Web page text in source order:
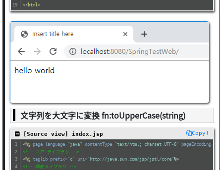
</ html >
文字列を大文字に変換 fn:toUpperCase(string)
Copy!
[Source view] index.jsp
<%@ page language="java" contentType="text/html; charset=UTF-8" pageEncoding=
<!-- コア―ライブラリ -->
<%@ taglib prefix="c" uri ="http://java.sun.com/jsp/jstl/core"%>
<!-- 関数ライブラリ -->